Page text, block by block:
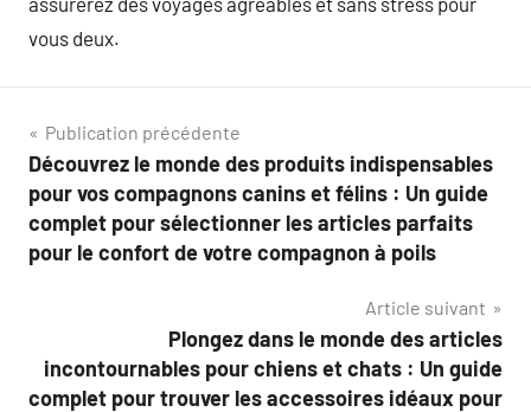
vous deux.
Navigation
de
l’article
Publication précédente
Découvrez le monde des produits indispensables
pour vos compagnons canins et félins : Un guide
complet pour sélectionner les articles parfaits
pour le confort de votre compagnon à poils
Article suivant
Plongez dans le monde des articles
incontournables pour chiens et chats : Un guide
complet pour trouver les accessoires idéaux pour